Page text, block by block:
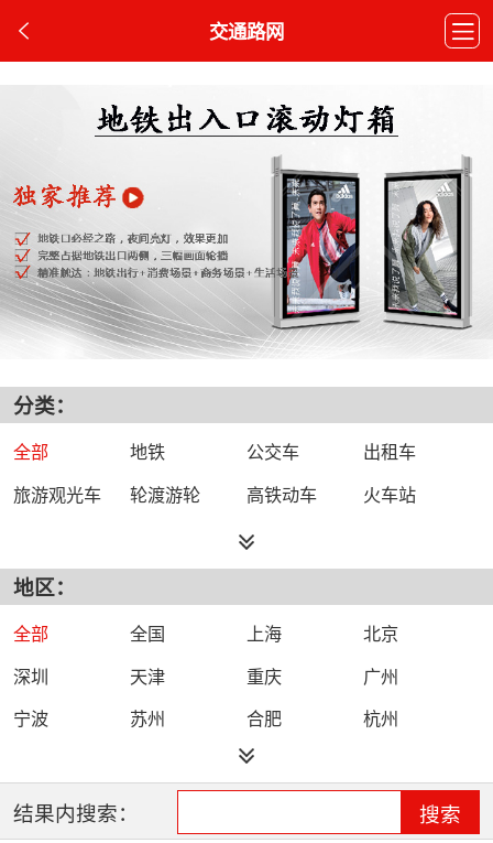
交通路网
分类：
全部 地铁 公交车
出租车
旅游观光车
轮渡游轮 高铁动车 火车站
地区：
全部 全国 上海
北京
深圳
天津 重庆
广州
宁波
苏州 合肥
杭州
西安
结果内搜索： 搜索